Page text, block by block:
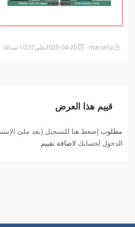
قييم هذا العرض
مطلوب إضغط هنا للتسجيل (بعد ملئ
الدخول لحسابك لاضافة تقييم